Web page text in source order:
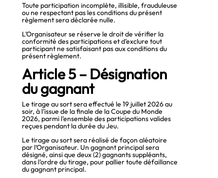
Toute participation incomplète, illisible, frauduleuse
ou ne respectant pas les conditions du présent
règlement sera déclarée nulle.
L’Organisateur se réserve le droit de vérifier la
conformité des participations et d’exclure tout
participant ne satisfaisant pas aux conditions du
présent règlement.
Article 5 – Désignation
du gagnant
Le tirage au sort sera effectué le 19 juillet 2026 au
soir, à l’issue de la finale de la Coupe du Monde
2026, parmi l’ensemble des participations valides
reçues pendant la durée du Jeu.
Le tirage au sort sera réalisé de façon aléatoire
par l’Organisateur. Un gagnant principal sera
désigné, ainsi que deux (2) gagnants suppléants,
dans l’ordre du tirage, pour pallier toute défaillance
du gagnant principal.